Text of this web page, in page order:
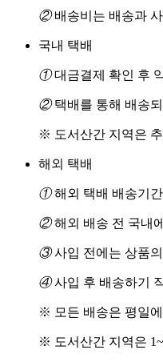
②배송비는 배송과
국내 택배
①대금결제 확인 후
②택배를 통해 배송
※ 도서산간 지역은
해외 택배
①해외 택배 배송기
②해외 배송 전 국내
③사입 전에는 상품
④사입 후 배송하기
※ 모든 배송은 평일
※ 도서산간 지역은